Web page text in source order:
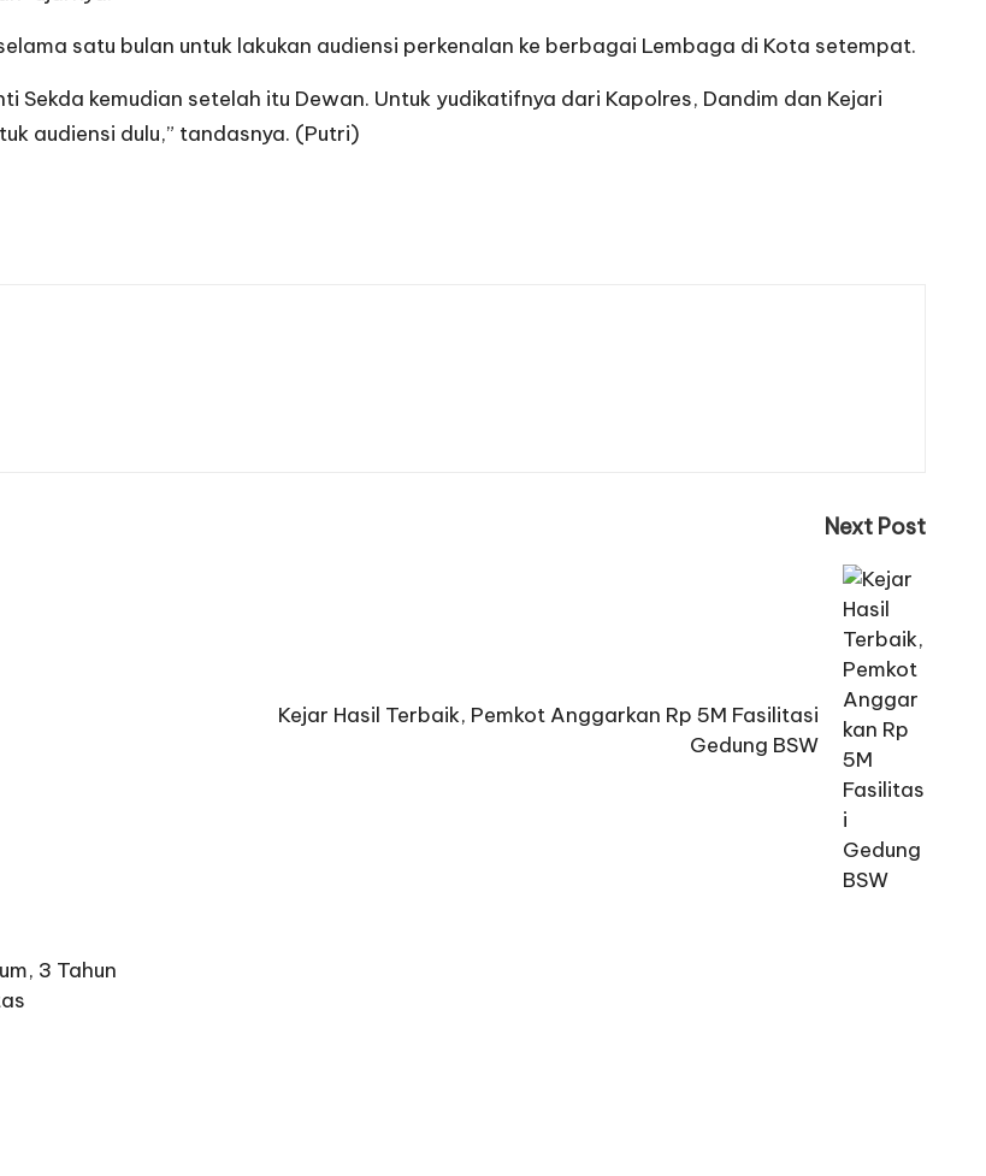
satu bulan untuk lakukan audiensi perkenalan ke berbagai Lembaga di Kota setempat.
Sekda kemudian setelah itu Dewan. Untuk yudikatifnya dari Kapolres, Dandim dan Kejari
audiensi dulu,” tandasnya. (Putri)
3 Tahun
Next Post
Kejar Hasil Terbaik, Pemkot Anggarkan Rp 5M Fasilitasi
Gedung BSW